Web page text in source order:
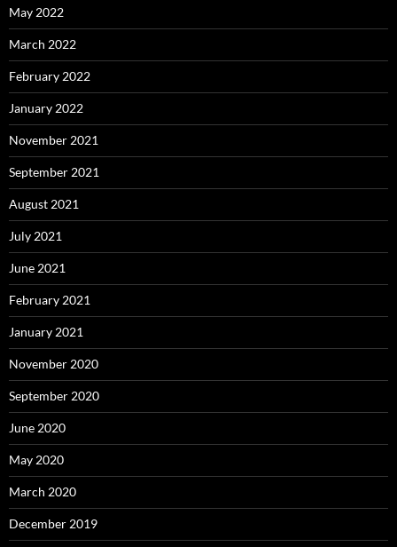
May 2022
March 2022
February 2022
January 2022
November 2021
September 2021
August 2021
July 2021
June 2021
February 2021
January 2021
November 2020
September 2020
June 2020
May 2020
March 2020
December 2019